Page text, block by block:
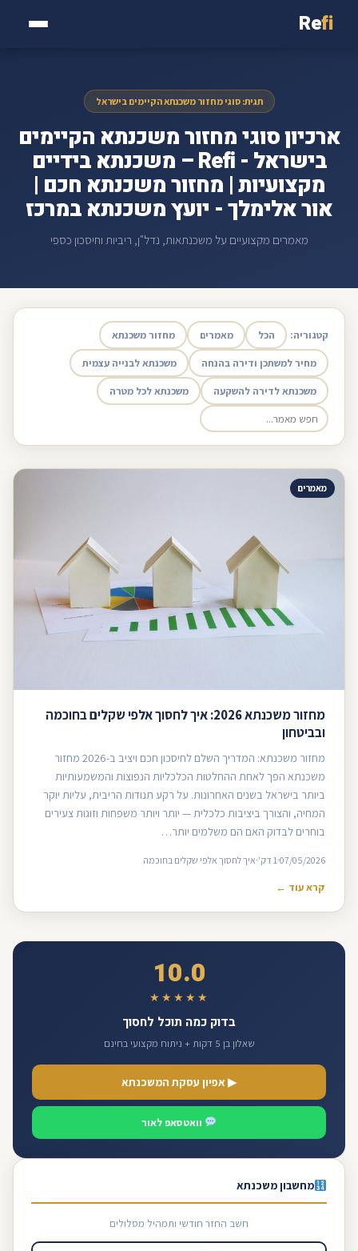
Refi
תגית: סוגי מחזור משכנתא הקיימים בישראל
ארכיון סוגי מחזור משכנתא הקיימים
בישראל - Refi – משכנתא בידיים
מקצועיות | מחזור משכנתא חכם |
אור אלימלך - יועץ משכנתא במרכז
מאמרים מקצועיים על משכנתאות, נדל"ן, ריביות וחיסכון כספי
קטגוריה: הכל מאמרים מחזור משכנתא
מחיר למשתכן ודירה בהנחה משכנתא לבנייה עצמית
משכנתא לדירה להשקעה משכנתא לכל מטרה
מאמרים
מחזור משכנתא 2026: איך לחסוך אלפי שקלים בחוכמה
ובביטחון
מחזור משכנתא: המדריך השלם לחיסכון חכם ויציב ב-2026 מחזור
משכנתא הפך לאחת ההחלטות הכלכליות הנפוצות והמשמעותיות
ביותר בישראל בשנים האחרונות. על רקע תנודות הריבית, עליות יוקר
המחיה, והצורך ביציבות כלכלית — יותר ויותר משפחות וזוגות צעירים
בוחרים לבדוק האם הם משלמים יותר…
07/05/2026 1 דק' איך לחסוך אלפי שקלים בחוכמה
קרא עוד ←
10.0
★★★★★
בדוק כמה תוכל לחסוך
שאלון בן 5 דקות + ניתוח מקצועי בחינם
▶ אפיון עסקת המשכנתא
וואטסאפ לאור
מחשבון משכנתא
חשב החזר חודשי ותמהיל מסלולים